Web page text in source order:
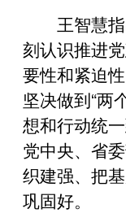
王智慧
刻认识推进
要性和紧迫性
坚决做到“两
想和行动统
党中央、省
织建强、把
巩固好。